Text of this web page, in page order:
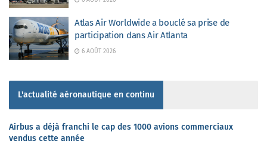
Atlas Air Worldwide a bouclé sa prise de
participation dans Air Atlanta
6 AOÛT 2026
L'actualité aéronautique en continu
Airbus a déjà franchi le cap des 1000 avions commerciaux
vendus cette année